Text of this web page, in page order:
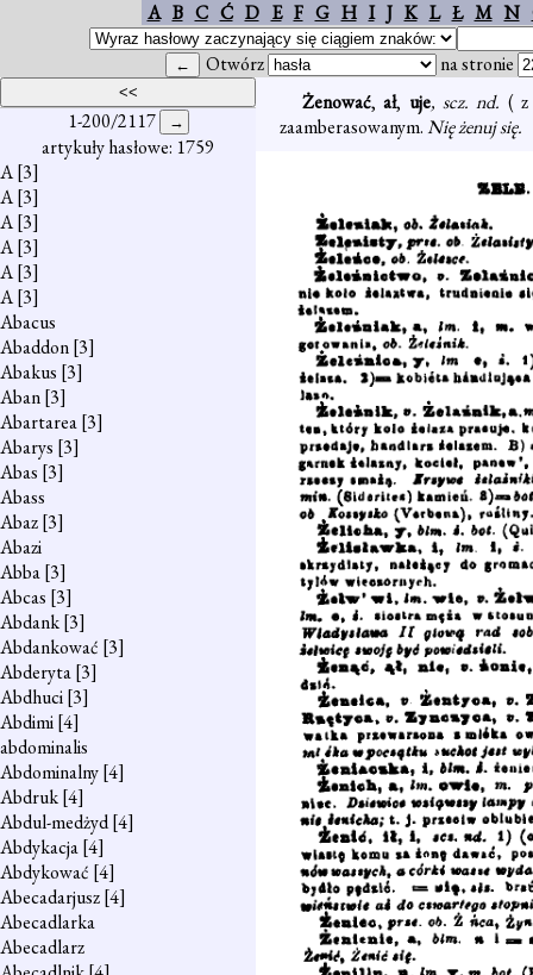
A B C Ć D E F G H I J K L Ł M N
Otwórz na stronie
1-200/2117
artykuły hasłowe: 1759
A[3]
A[3]
A[3]
A[3]
A[3]
A[3]
Abacus
Abaddon[3]
Abakus [3]
Aban[3]
Abartarea[3]
Abarys [3]
Abas [3]
Abass
Abaz[3]
Abazi
Abba[3]
Abcas [3]
Abdank[3]
Abdankować [3]
Abderyta[3]
Abdhuci[3]
Abdimi[4]
abdominalis
Abdominalny[4]
Abdruk[4]
Abdul-medżyd[4]
Abdykacja[4]
Abdykować [4]
Abecadarjusz[4]
Abecadlarka
Abecadlarz
Żenować,ał, uje, scz. nd. ( z
zaamberasowanym.Nię żenuj się.